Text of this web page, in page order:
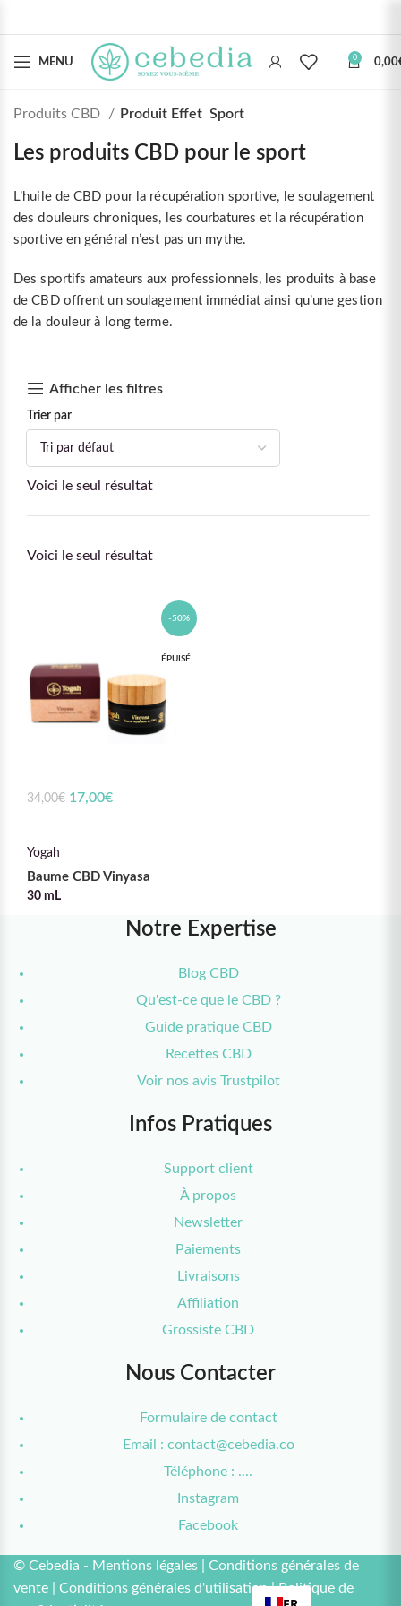
MENU 0 0,00
Produits CBD Produit Effet Sport
Les produits CBD pour le sport
L’huile de CBD pour la récupération sportive, le soulagement
des douleurs chroniques, les courbatures et la récupération
sportive en général n’est pas un mythe.
Des sportifs amateurs aux professionnels, les produits à base
de CBD offrent un soulagement immédiat ainsi qu’une gestion
de la douleur à long terme.
Afficher les filtres
Trier par
Voici le seul résultat
Voici le seul résultat
-50%
ÉPUISÉ
34,00€ Le prix initial était :
17,00€
Yogah
Baume CBD Vinyasa
30 mL
Notre Expertise
Blog CBD
Qu'est-ce que le CBD ?
Guide pratique CBD
Recettes CBD
Voir nos avis Trustpilot
Infos Pratiques
Support client
À propos
Newsletter
Paiements
Livraisons
Affiliation
Grossiste CBD
Nous Contacter
Formulaire de contact
Email : contact@cebedia.co
Téléphone : ....
Instagram
Facebook
© Cebedia - Mentions légales
Conditions générales de
vente
Conditions générales d'utilisation|Politique de